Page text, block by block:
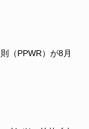
（PPWR）が8月